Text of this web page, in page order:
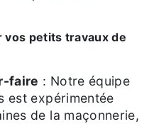
faire : Notre équipe
est expérimentée
de la maçonnerie,